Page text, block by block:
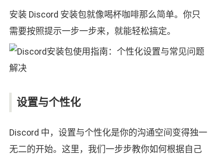
安装 Discord 安装包就像喝杯咖啡那么简单。你只
需要按照提示一步一步来，就能轻松搞定。
设置与个性化
Discord 中，设置与个性化是你的沟通空间变得独一
无二的开始。这里，我们一步步教你如何根据自己